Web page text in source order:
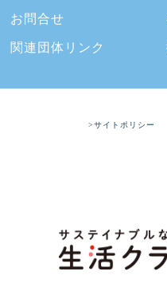
お問合せ
関連団体リンク
>サイトポリシー